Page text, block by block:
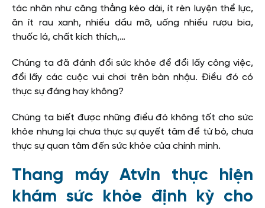
tác nhân như căng thẳng kéo dài, ít rèn luyện thể lực,
ăn ít rau xanh, nhiều dầu mỡ, uống nhiều rượu bia,
thuốc lá, chất kích thích,…
Chúng ta đã đánh đổi sức khỏe để đổi lấy công việc,
đổi lấy các cuộc vui chơi trên bàn nhậu. Điều đó có
thực sự đáng hay không?
Chúng ta biết được những điều đó không tốt cho sức
khỏe nhưng lại chưa thực sự quyết tâm để từ bỏ, chưa
thực sự quan tâm đến sức khỏe của chính mình.
Thang máy Atvin thực hiện
khám sức khỏe định kỳ cho